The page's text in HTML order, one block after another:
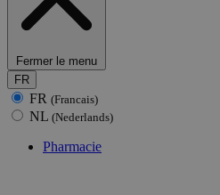
Fermer le menu
FR
FR (Francais)
NL (Nederlands)
Pharmacie